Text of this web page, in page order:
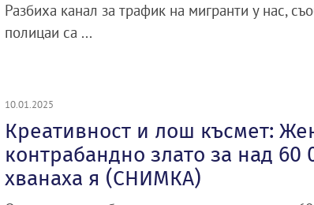
Разбиха канал за трафик на мигранти у нас,
полицаи са ...
10.01.2025
Креативност и лош късмет:
контрабандно злато за над 60
хванаха я (СНИМКА)